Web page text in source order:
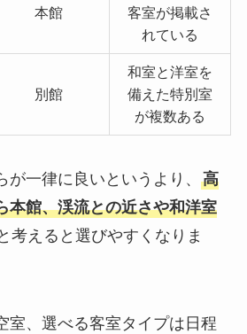
本館
客室が掲載さ
れている
別館
和室と洋室を
備えた特別室
が複数ある
一律に良いというより、
高
本館、渓流との近さや和洋室
考えると選びやすくなりま
室、選べる客室タイプは日程